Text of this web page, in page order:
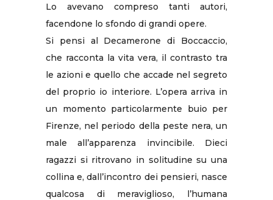
Lo avevano compreso tanti autori,
facendone lo sfondo di grandi opere.
Si pensi al Decamerone di Boccaccio,
che racconta la vita vera, il contrasto tra
le azioni e quello che accade nel segreto
del proprio io interiore. L’opera arriva in
un momento particolarmente buio per
Firenze, nel periodo della peste nera, un
male all’apparenza invincibile. Dieci
ragazzi si ritrovano in solitudine su una
collina e, dall’incontro dei pensieri, nasce
qualcosa di meraviglioso, l’humana